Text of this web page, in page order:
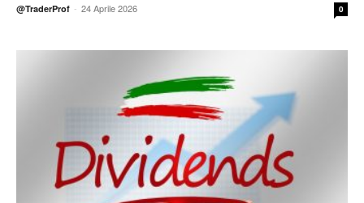
@TraderProf - 24 Aprile 2026 0